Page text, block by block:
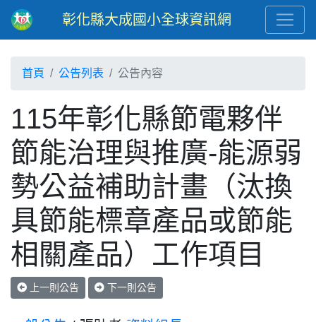
彰化縣大成國小全球資訊網
首頁 公告列表 公告內容
115年彰化縣節電夥伴
節能治理與推廣-能源弱
勢公益補助計畫（汰換
具節能標章產品或節能
相關產品）工作項目
上一則公告 下一則公告